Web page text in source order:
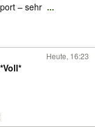
– sehr ...
Heute, 16:23